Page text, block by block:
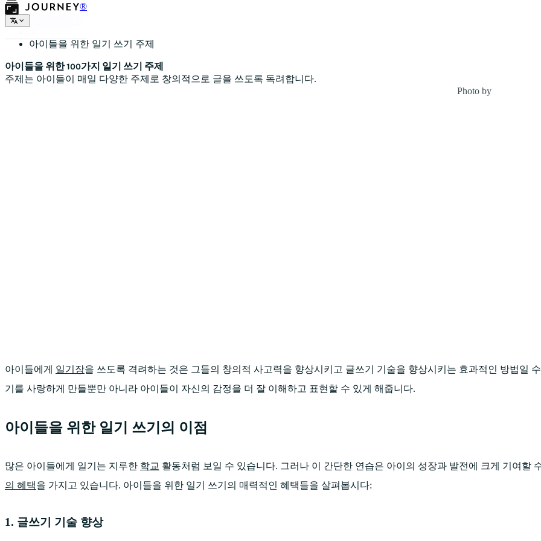
®
아이들을 위한 일기 쓰기 주제
아이들을 위한 100가지 일기 쓰기 주제
주제는 아이들이 매일 다양한 주제로 창의적으로 글을 쓰도록 독려합니다.
Photo by
아이들에게 일기장을 쓰도록 격려하는 것은 그들의 창의적 사고력을 향상시키고 글쓰기 기술을 향상시키는 효과적인 방법일
기를 사랑하게 만들뿐만 아니라 아이들이 자신의 감정을 더 잘 이해하고 표현할 수 있게 해줍니다.
아이들을 위한 일기 쓰기의 이점
많은 아이들에게 일기는 지루한 학교 활동처럼 보일 수 있습니다. 그러나 이 간단한 연습은 아이의 성장과 발전에 크게 기여할
의 혜택을 가지고 있습니다. 아이들을 위한 일기 쓰기의 매력적인 혜택들을 살펴봅시다:
1. 글쓰기 기술 향상